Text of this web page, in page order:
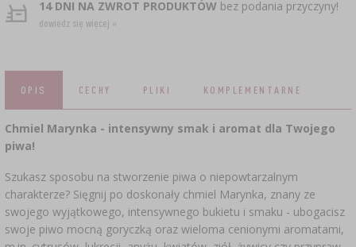
SUBSTANCJE ŻELUJĄCE DŻEMY
DEKORACJE CUKIERNICZE I PRODUKTY DO
PIECZENIA
›
GARNKI I FORMY RZYMSKIE
PAKOWANIE PRÓŻNIOWE ›
AKCESORIA DO PEKLOWANIA
APLIKATORY, ZACISKARKI ›
ŚRODKI DODATKOWE ›
PRASY
ROZDRABNIARKI
FILTROWANIE ›
LITERATURA
WĘDZENIE I GRILLOWANIE
KULTURY BAKTERII
JOGURTOWNICE
RURKI FERMENTACYJNE
KAPSLE
BUTELKI
BECZKI I WORKI ›
SOKOWNIKI
BUTELKI
SZYBKOWARY
SUSZARKI DO ŻYWNOŚCI
ZACISKARKI
BUTELKI ›
ZAKRĘTKI
BECZKI I KARAFKI
VYPITO
DOMKI I KARMNIKI
NACZYNIA ŻELIWNE
PALENISKA
PAKOWANIE PRÓŻNIOWE ›
14 DNI NA ZWROT PRODUKTÓWbez podania przyczyny!
dowiedz się więcej »
OPIS CECHY PLIKI KOMPLEMENTARNE
Chmiel Marynka - intensywny smak i aromat dla Twojego
piwa!
Szukasz sposobu na stworzenie piwa o niepowtarzalnym
charakterze? Sięgnij po doskonały chmiel Marynka, znany ze
swojego wyjątkowego, intensywnego bukietu i smaku - ubogacisz
swoje piwo mocną goryczką oraz wieloma cenionymi aromatami,